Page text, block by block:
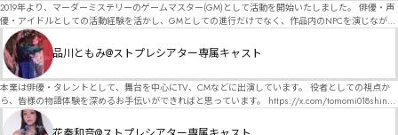
2019年より、マーダーミステリーのゲームマスター(GM)として活動を開始いたしました。 俳優・声
優・アイドルとしての活動経験を活かし、GMとしての進行だけでなく、作品内のNPCを演じなが
ら、お客様に物語の世界へ入り込んでいただくような演出・サービスを得意としています。 自分自
身でも作品制作を行っているので、作家さんが作品に込めた想いや意図を大切にしながら、その作
品の魅力をお客様に届けられるような公演を心がけています。 参加してくださる皆様がどんなエン
ディングを迎えるのか、どんな物語が生まれるのかを想像しながら、公演を進めていく時間が本当
に大好きです！ 対応可能作品は、オフライン（対面）作品のみとなります。 得意分野をひとつ挙げ
るなら恋愛もの（恋愛要素を含むシナリオ）ですが、ファンタジー、デスゲーム、青春ものなど、
ジャンルを問わず幅広く対応可能です！お任せください！ 《所属団体・店舗》 ★ Lanbelysma -ラン
ビリズマ- (代表・制作・GM) ★ ストーリープレイングシアター (GM) ★ フィネガンズ ウェイク
品川ともみ@ストプレシアター専属キャスト
本業は俳優・タレントとして、舞台を中心にTV、CMなどに出演しています。 役者としての視点か
ら、皆様の物語体験を深めるお手伝いができればと思っています。 https://x.com/tomomi018shin?
s=11 活動内容はSNSにて投稿しています。 SPT所属。 ストーリープレイングシアター「星詠みの
標」にてGMデビュー。 ボードゲーム×体感型演劇 イマーシブカフェ「コアクト」(不定期開催)出